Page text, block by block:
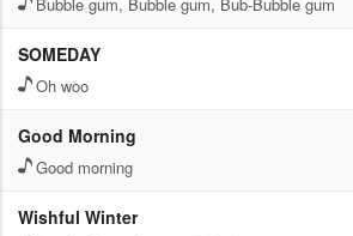
SOMEDAY
Oh woo
Good Morning
Good morning
Wishful Winter